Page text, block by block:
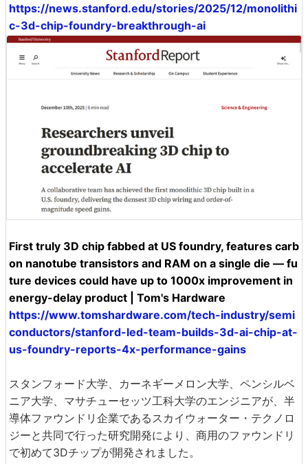
https://news.stanford.edu/stories/2025/12/monolithi
c-3d-chip-foundry-breakthrough-ai
First truly 3D chip fabbed at US foundry, features carb
on nanotube transistors and RAM on a single die — fu
ture devices could have up to 1000x improvement in
energy-delay product | Tom's Hardware
https://www.tomshardware.com/tech-industry/semi
conductors/stanford-led-team-builds-3d-ai-chip-at-
us-foundry-reports-4x-performance-gains
スタンフォード大学、カーネギーメロン大学、ペンシルベ
ニア大学、マサチューセッツ工科大学のエンジニアが、半
導体ファウンドリ企業であるスカイウォーター・テクノロ
ジーと共同で行った研究開発により、商用のファウンドリ
で初めて3Dチップが開発されました。